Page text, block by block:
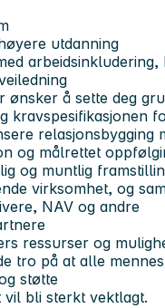
utdanning
arbeidsinkludering,
ønsker å sette deg
kravspesifikasjonen
relasjonsbygging
og målrettet
og muntlig
virksomhet, og
NAV og andre
ressurser og
tro på at alle
støtte
vil bli sterkt vektlagt.